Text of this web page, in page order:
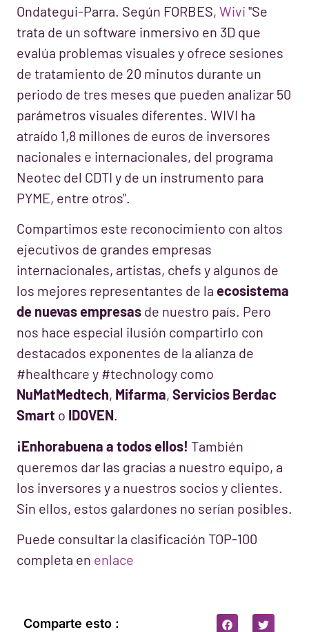
Ondategui-Parra. Según FORBES, Wivi "Se
trata de un software inmersivo en 3D que
evalúa problemas visuales y ofrece sesiones
de tratamiento de 20 minutos durante un
periodo de tres meses que pueden analizar 50
parámetros visuales diferentes. WIVI ha
atraído 1,8 millones de euros de inversores
nacionales e internacionales, del programa
Neotec del CDTI y de un instrumento para
PYME, entre otros".
Compartimos este reconocimiento con altos
ejecutivos de grandes empresas
internacionales, artistas, chefs y algunos de
los mejores representantes de la ecosistema
de nuevas empresas de nuestro país. Pero
nos hace especial ilusión compartirlo con
destacados exponentes de la alianza de
#healthcare y #technology como
NuMatMedtech, Mifarma, Servicios Berdac
Smart o IDOVEN.
¡Enhorabuena a todos ellos! También
queremos dar las gracias a nuestro equipo, a
los inversores y a nuestros socios y clientes.
Sin ellos, estos galardones no serían posibles.
Puede consultar la clasificación TOP-100
completa en enlace
Comparte esto :